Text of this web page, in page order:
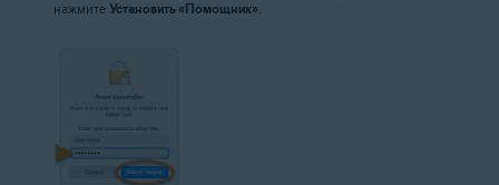
нажмите Установить «Помощник».